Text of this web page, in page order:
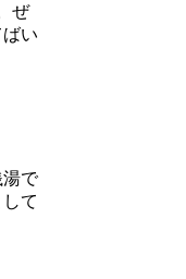
ぜ
い
で
て